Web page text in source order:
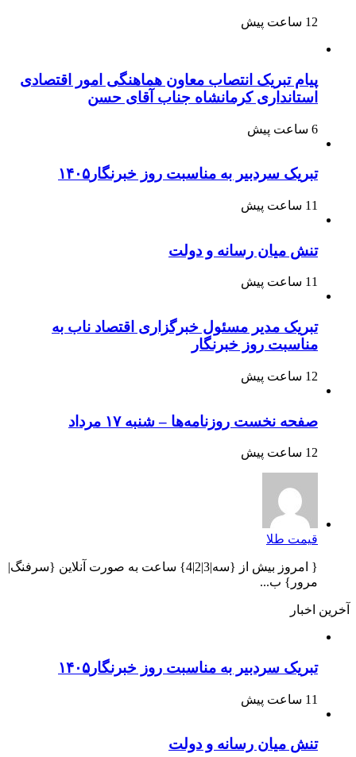
12 ساعت پیش
پیام تبریک انتصاب معاون هماهنگی امور اقتصادی
استانداری کرمانشاه جناب آقای حسن
6 ساعت پیش
تبریک سردبیر به مناسبت روز خبرنگار۱۴۰۵
11 ساعت پیش
تنش میان رسانه و دولت
11 ساعت پیش
تبریک مدیر مسئول خبرگزاری اقتصاد ناب به
مناسبت روز خبرنگار
12 ساعت پیش
صفحه نخست روزنامه‌ها – شنبه ۱۷ مرداد
12 ساعت پیش
قیمت طلا
{ امروز بیش از {سه|3|2|4} ساعت به صورت آنلاین {سرفنگ|
مرور} ب...
آخرین اخبار
تبریک سردبیر به مناسبت روز خبرنگار۱۴۰۵
11 ساعت پیش
تنش میان رسانه و دولت